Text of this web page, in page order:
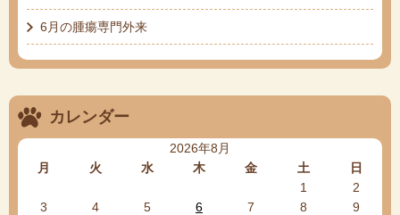
6月の腫瘍専門外来
カレンダー
2026年8月
月
火 水 木 金 土
日
1
2
3
4 5 6 7 8
9